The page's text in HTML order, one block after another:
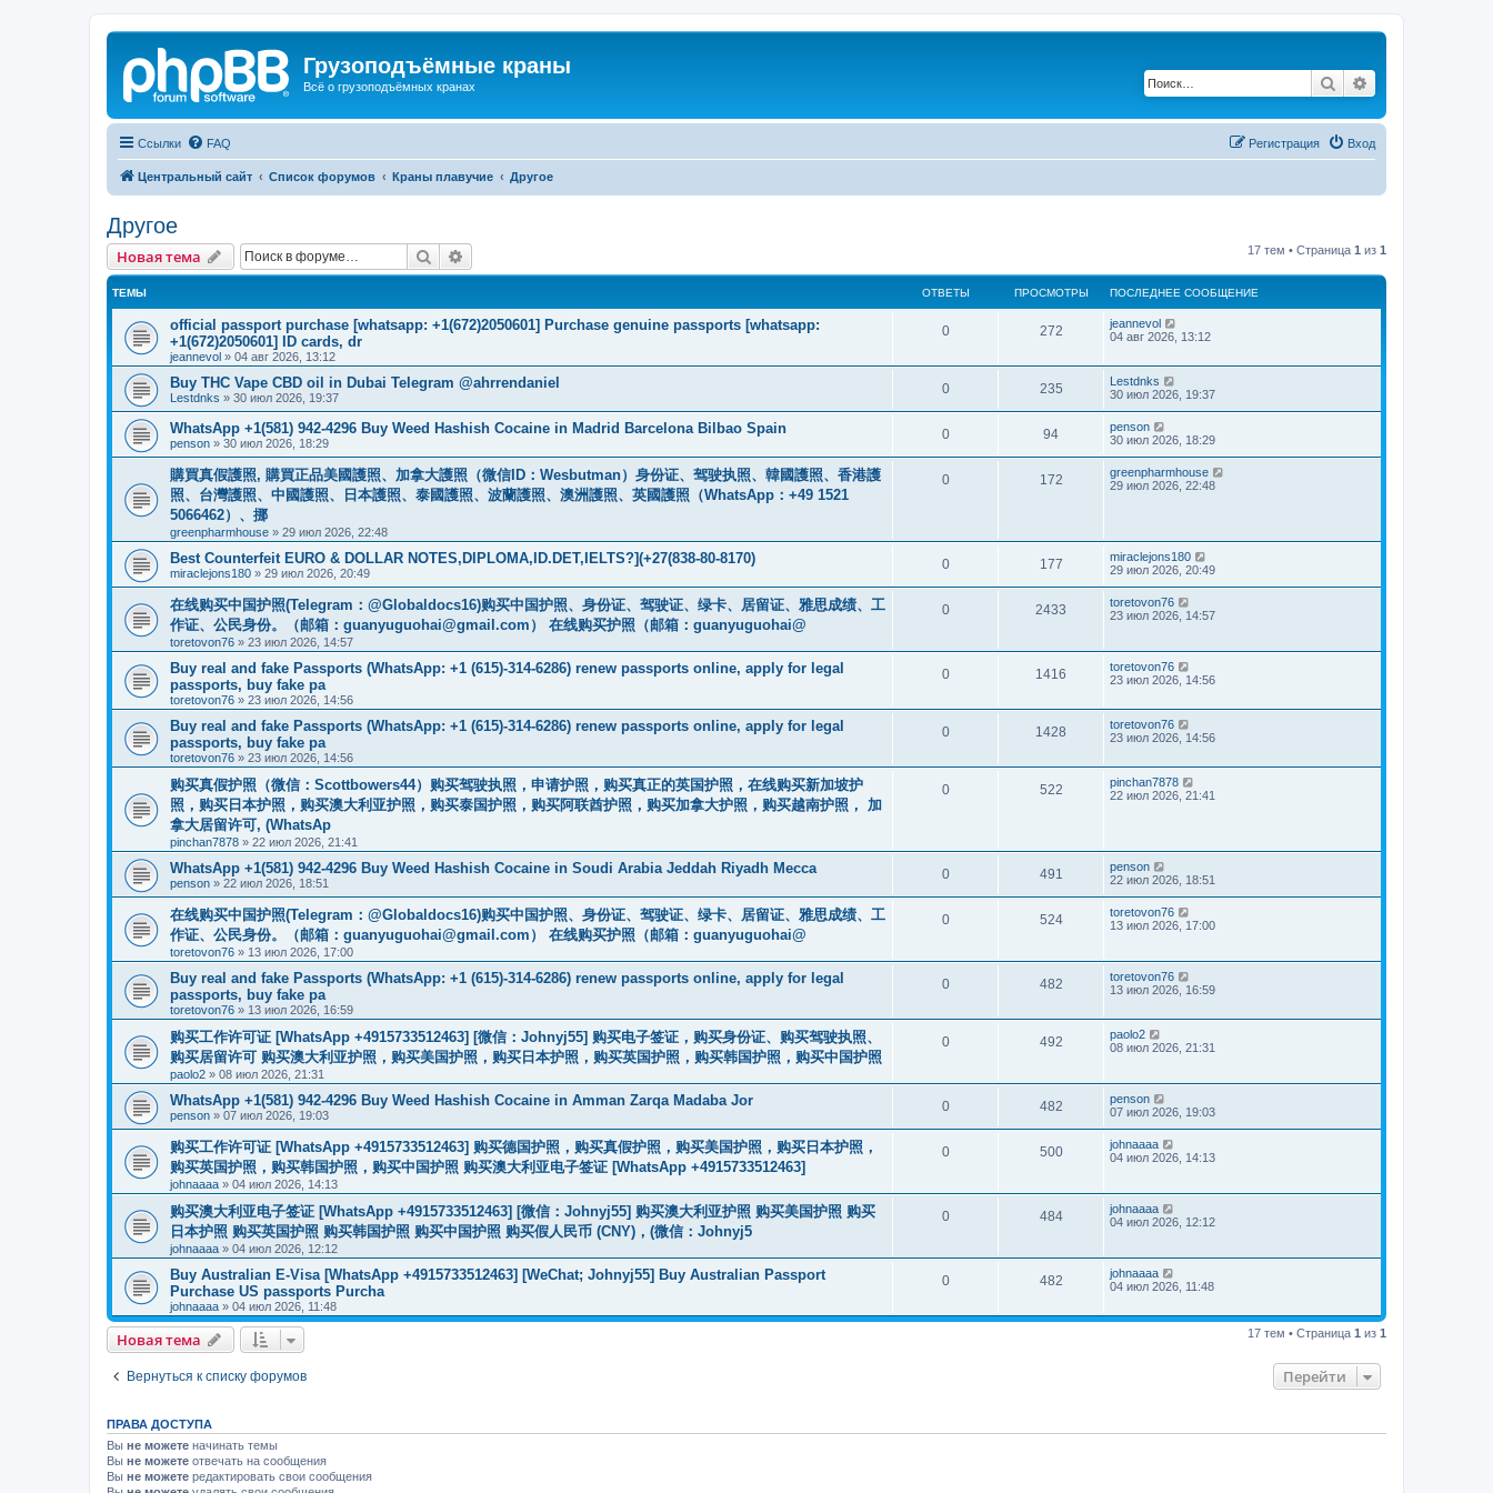
Грузоподъёмные краны
Всё о грузоподъёмных кранах Поиск
Ссылки FAQ Вход
Регистрация
Центральный сайт Список форумов Краны плавучие Другое
Другое
Новая тема Поиск 17 тем • Страница 1 из 1
ТЕМЫ ОТВЕТЫ ПРОСМОТРЫ ПОСЛЕДНЕЕ СООБЩЕНИЕ
official passport purchase [whatsapp: +1(672)2050601] Purchase genuine passports [whatsapp:
+1(672)2050601] ID cards, dr
jeannevol » 04 авг 2026, 13:12
0 272
jeannevol
04 авг 2026, 13:12
Buy THC Vape CBD oil in Dubai Telegram @ahrrendaniel
Lestdnks » 30 июл 2026, 19:37
0 235
Lestdnks
30 июл 2026, 19:37
WhatsApp +1(581) 942-4296 Buy Weed Hashish Cocaine in Madrid Barcelona Bilbao Spain
penson » 30 июл 2026, 18:29
0 94
penson
30 июл 2026, 18:29
購買真假護照, 購買正品美國護照、加拿大護照（微信ID：Wesbutman）身份证、驾驶执照、韓國護照、香港護
照、台灣護照、中國護照、日本護照、泰國護照、波蘭護照、澳洲護照、英國護照（WhatsApp：+49 1521
5066462）、挪
greenpharmhouse » 29 июл 2026, 22:48
0 172
greenpharmhouse
29 июл 2026, 22:48
Best Counterfeit EURO & DOLLAR NOTES,DIPLOMA,ID.DET,IELTS?](+27(838-80-8170)
miraclejons180 » 29 июл 2026, 20:49
0 177
miraclejons180
29 июл 2026, 20:49
在线购买中国护照(Telegram：@Globaldocs16)购买中国护照、身份证、驾驶证、绿卡、居留证、雅思成绩、工
作证、公民身份。（邮箱： guanyuguohai@gmail.com ） 在线购买护照（邮箱：guanyuguohai@
toretovon76 » 23 июл 2026, 14:57
0 2433
toretovon76
23 июл 2026, 14:57
Buy real and fake Passports (WhatsApp: +1 (615)-314-6286) renew passports online, apply for legal
passports, buy fake pa
toretovon76 » 23 июл 2026, 14:56
0 1416
toretovon76
23 июл 2026, 14:56
Buy real and fake Passports (WhatsApp: +1 (615)-314-6286) renew passports online, apply for legal
passports, buy fake pa
toretovon76 » 23 июл 2026, 14:56
0 1428
toretovon76
23 июл 2026, 14:56
购买真假护照（微信：Scottbowers44）购买驾驶执照，申请护照，购买真正的英国护照，在线购买新加坡护
照，购买日本护照，购买澳大利亚护照，购买泰国护照，购买阿联酋护照，购买加拿大护照，购买越南护照， 加
拿大居留许可, (WhatsAp
pinchan7878 » 22 июл 2026, 21:41
0 522
pinchan7878
22 июл 2026, 21:41
WhatsApp +1(581) 942-4296 Buy Weed Hashish Cocaine in Soudi Arabia Jeddah Riyadh Mecca
penson » 22 июл 2026, 18:51
0 491
penson
22 июл 2026, 18:51
在线购买中国护照(Telegram：@Globaldocs16)购买中国护照、身份证、驾驶证、绿卡、居留证、雅思成绩、工
作证、公民身份。（邮箱： guanyuguohai@gmail.com ） 在线购买护照（邮箱：guanyuguohai@
toretovon76 » 13 июл 2026, 17:00
0 524
toretovon76
13 июл 2026, 17:00
Buy real and fake Passports (WhatsApp: +1 (615)-314-6286) renew passports online, apply for legal
passports, buy fake pa
toretovon76 » 13 июл 2026, 16:59
0 482
toretovon76
13 июл 2026, 16:59
购买工作许可证 [WhatsApp +4915733512463] [微信：Johnyj55] 购买电子签证，购买身份证、购买驾驶执照、
购买居留许可 购买澳大利亚护照，购买美国护照，购买日本护照，购买英国护照，购买韩国护照，购买中国护照
paolo2 » 08 июл 2026, 21:31
0 492
paolo2
08 июл 2026, 21:31
WhatsApp +1(581) 942-4296 Buy Weed Hashish Cocaine in Amman Zarqa Madaba Jor
penson » 07 июл 2026, 19:03
0 482
penson
07 июл 2026, 19:03
购买工作许可证 [WhatsApp +4915733512463] 购买德国护照，购买真假护照，购买美国护照，购买日本护照，
购买英国护照，购买韩国护照，购买中国护照 购买澳大利亚电子签证 [WhatsApp +4915733512463]
johnaaaa » 04 июл 2026, 14:13
0 500
johnaaaa
04 июл 2026, 14:13
购买澳大利亚电子签证 [WhatsApp +4915733512463] [微信：Johnyj55] 购买澳大利亚护照 购买美国护照 购买
日本护照 购买英国护照 购买韩国护照 购买中国护照 购买假人民币 (CNY)，(微信：Johnyj5
johnaaaa » 04 июл 2026, 12:12
0 484
johnaaaa
04 июл 2026, 12:12
Buy Australian E-Visa [WhatsApp +4915733512463] [WeChat; Johnyj55] Buy Australian Passport
Purchase US passports Purcha
johnaaaa » 04 июл 2026, 11:48
0 482
johnaaaa
04 июл 2026, 11:48
Новая тема 17 тем • Страница 1 из 1
Вернуться к списку форумов Перейти
ПРАВА ДОСТУПА
Вы не можете начинать темы
Вы не можете отвечать на сообщения
Вы не можете редактировать свои сообщения